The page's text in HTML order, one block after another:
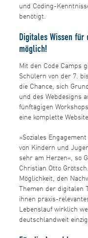
und Coding-
benötigt.
Digitales Wissen für
möglich!
Mit den Code Camps
Schülern von der 7.
die Chance, sich
und des Webdesigns
fünftägigen
eine komplette
»Soziales
von Kindern und
sehr am Herzen«, so
Christian Otto
Möglichkeit, den
Themen der digitalen
ihnen praxis-
Lebenslauf wirklich
deutschlandweit